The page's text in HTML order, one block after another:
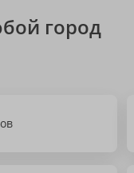
город